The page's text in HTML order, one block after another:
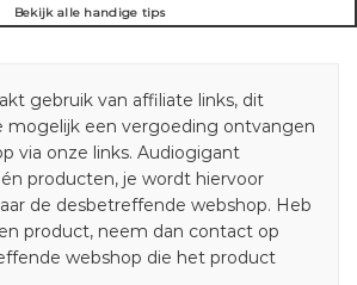
Bekijk alle handige tips
gebruik van affiliate links, dit
mogelijk een vergoeding ontvangen
via onze links. Audiogigant
producten, je wordt hiervoor
de desbetreffende webshop. Heb
product, neem dan contact op
webshop die het product